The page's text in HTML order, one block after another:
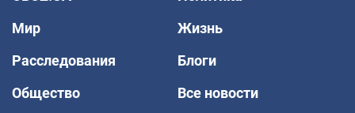
Мир
Жизнь
Расследования
Блоги
Общество
Все новости